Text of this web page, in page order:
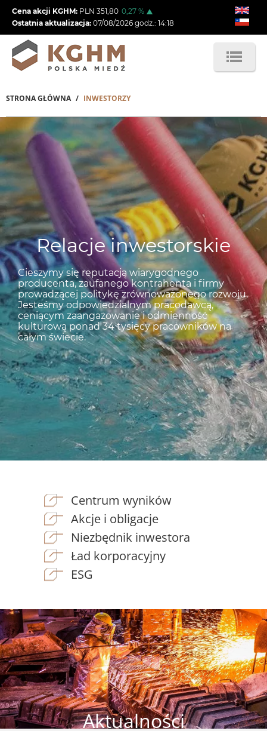
Przejdź
treści
Cena akcji KGHM: PLN 351,80 0,27 %
Ostatnia aktualizacja: 07/08/2026 godz.: 14:18
Ścieżka
nawigacyjna
STRONA GŁÓWNA INWESTORZY
Obraz
Relacje inwestorskie
KGHM jest globalną spółką surowcową, liderem
na rynku miedzi i srebra. Rozwój bazy zasobowej
i potencjału produkcyjnego przy optymalizacji
kosztów stanowią strategiczne cele firmy.
Obraz
Relacje inwestorskie
Cieszymy się reputacją wiarygodnego
producenta, zaufanego kontrahenta i firmy
prowadzącej politykę zrównoważonego rozwoju.
Jesteśmy odpowiedzialnym pracodawcą,
ceniącym zaangażowanie i odmienność
kulturową ponad 34 tysięcy pracowników na
całym świecie.
Menu
inwestorzy
Centrum wyników
Akcje i obligacje
Niezbędnik inwestora
Ład korporacyjny
ESG
Obraz
Aktualności